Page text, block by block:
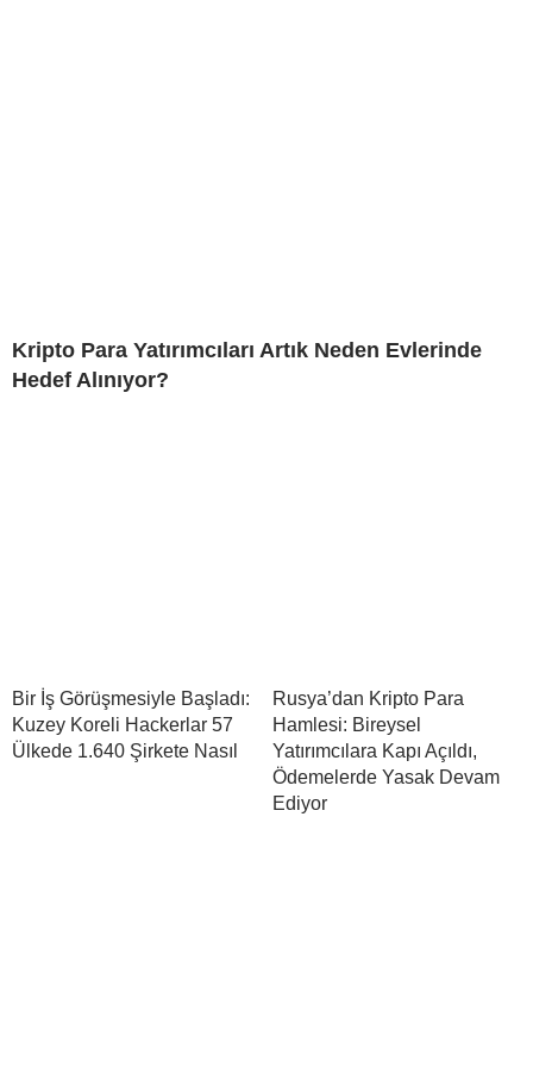
Kripto Para Yatırımcıları Artık Neden Evlerinde
Hedef Alınıyor?
Bir İş Görüşmesiyle Başladı:
Kuzey Koreli Hackerlar 57
Ülkede 1.640 Şirkete Nasıl
Rusya’dan Kripto Para
Hamlesi: Bireysel
Yatırımcılara Kapı Açıldı,
Ödemelerde Yasak Devam
Ediyor